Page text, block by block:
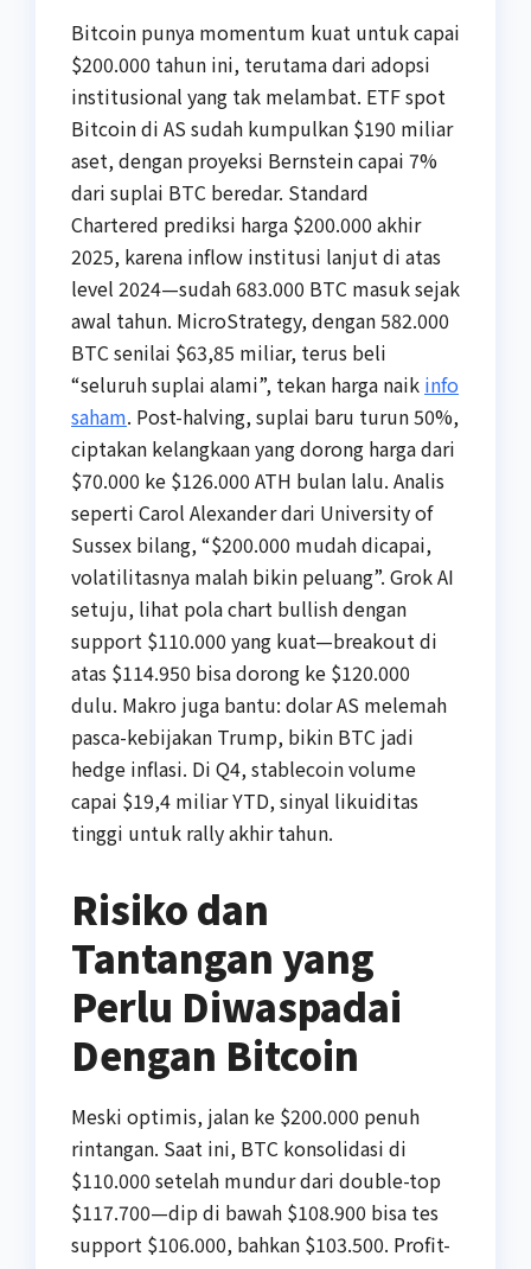
Bitcoin punya momentum kuat untuk capai
$200.000 tahun ini, terutama dari adopsi
institusional yang tak melambat. ETF spot
Bitcoin di AS sudah kumpulkan $190 miliar
aset, dengan proyeksi Bernstein capai 7%
dari suplai BTC beredar. Standard
Chartered prediksi harga $200.000 akhir
2025, karena inflow institusi lanjut di atas
level 2024—sudah 683.000 BTC masuk sejak
awal tahun. MicroStrategy, dengan 582.000
BTC senilai $63,85 miliar, terus beli
“seluruh suplai alami”, tekan harga naik info
saham. Post-halving, suplai baru turun 50%,
ciptakan kelangkaan yang dorong harga dari
$70.000 ke $126.000 ATH bulan lalu. Analis
seperti Carol Alexander dari University of
Sussex bilang, “$200.000 mudah dicapai,
volatilitasnya malah bikin peluang”. Grok AI
setuju, lihat pola chart bullish dengan
support $110.000 yang kuat—breakout di
atas $114.950 bisa dorong ke $120.000
dulu. Makro juga bantu: dolar AS melemah
pasca-kebijakan Trump, bikin BTC jadi
hedge inflasi. Di Q4, stablecoin volume
capai $19,4 miliar YTD, sinyal likuiditas
tinggi untuk rally akhir tahun.
Risiko dan
Tantangan yang
Perlu Diwaspadai
Dengan Bitcoin
Meski optimis, jalan ke $200.000 penuh
rintangan. Saat ini, BTC konsolidasi di
$110.000 setelah mundur dari double-top
$117.700—dip di bawah $108.900 bisa tes
support $106.000, bahkan $103.500. Profit-